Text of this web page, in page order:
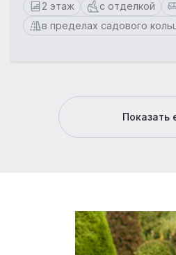
2 этаж с отделкой
в пределах садового
Показать